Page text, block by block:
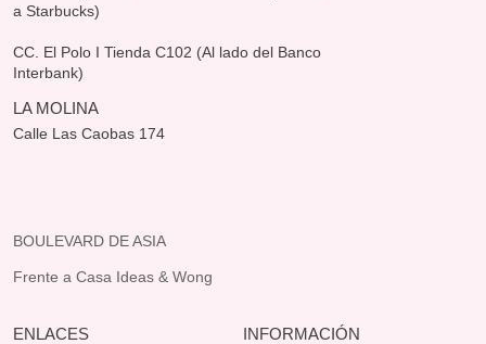
a Starbucks)
CC. El Polo I Tienda C102 (Al lado del Banco
Interbank)
LA MOLINA
Calle Las Caobas 174
BOULEVARD DE ASIA
Frente a Casa Ideas & Wong
ENLACES INFORMACIÓN